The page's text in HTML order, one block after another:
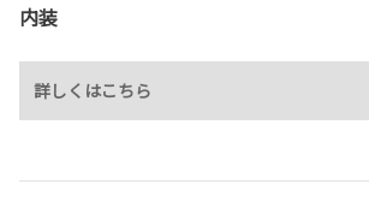
内装
詳しくはこちら